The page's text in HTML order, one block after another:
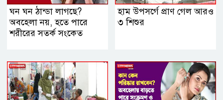
ঘন ঘন ঠান্ডা লাগছে?
অবহেলা নয়, হতে পারে
শরীরের সতর্ক সংকেত
হাম উপসর্গে প্রাণ গেল আরও
৩ শিশুর